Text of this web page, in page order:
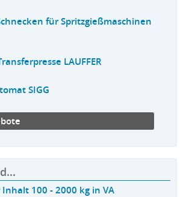
für Spritzgießmaschinen
LAUFFER
SIGG
100 - 2000 kg in VA